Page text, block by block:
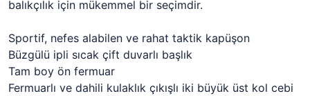
balıkçılık için mükemmel bir seçimdir.
Sportif, nefes alabilen ve rahat taktik kapüşon
Büzgülü ipli sıcak çift duvarlı başlık
Tam boy ön fermuar
Fermuarlı ve dahili kulaklık çıkışlı iki büyük üst kol cebi